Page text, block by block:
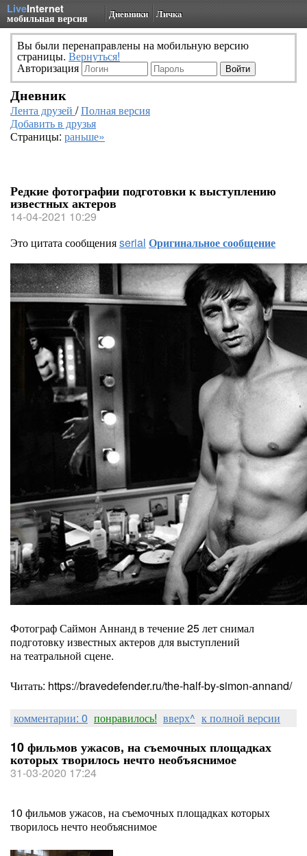
LiveInternet
мобильная версия Дневники Личка
Вы были перенаправлены на мобильную версию
страницы. Вернуться!
Авторизация
Дневник
Лента друзей /Полная версия
Добавить в друзья
Страницы: раньше»
Редкие фотографии подготовки к выступлению
известных актеров
14-04-2021 10:29
Это цитата сообщенияserial Оригинальное сообщение
Фотограф Саймон Аннанд в течение 25 лет снимал
подготовку известных актеров для выступлений
на театральной сцене.
Читать: https://bravedefender.ru/the-half-by-simon-annand/
комментарии: 0 понравилось! вверх^ к полной версии
10 фильмов ужасов, на съемочных площадках
которых творилось нечто необъяснимое
31-03-2020 17:24
10 фильмов ужасов, на съемочных площадках которых
творилось нечто необъяснимое